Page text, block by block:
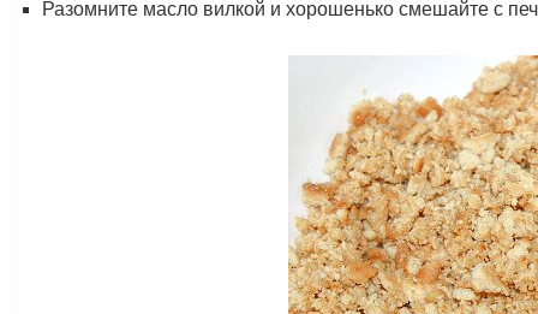
Разомните масло вилкой и хорошенько смешайте с